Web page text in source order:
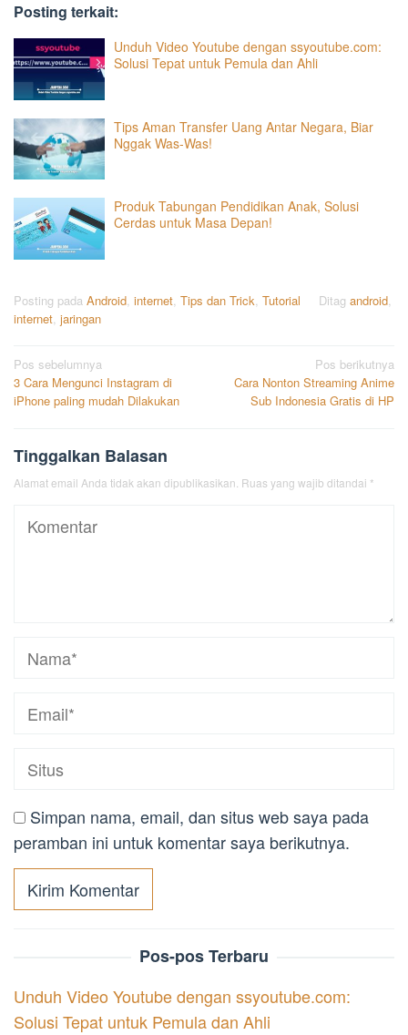
Posting terkait:
Unduh Video Youtube dengan ssyoutube.com:
Solusi Tepat untuk Pemula dan Ahli
Tips Aman Transfer Uang Antar Negara, Biar
Nggak Was-Was!
Produk Tabungan Pendidikan Anak, Solusi
Cerdas untuk Masa Depan!
Posting pada Android internet Tips dan Trick Tutorial Ditag android
internet jaringan
Navigasi
pos
Pos sebelumnya
3 Cara Mengunci Instagram di
iPhone paling mudah Dilakukan
Pos berikutnya
Cara Nonton Streaming Anime
Sub Indonesia Gratis di HP
Tinggalkan Balasan
Alamat email Anda tidak akan dipublikasikan. Ruas yang wajib ditandai *
Simpan nama, email, dan situs web saya pada
peramban ini untuk komentar saya berikutnya.
Pos-pos Terbaru
Unduh Video Youtube dengan ssyoutube.com:
Solusi Tepat untuk Pemula dan Ahli